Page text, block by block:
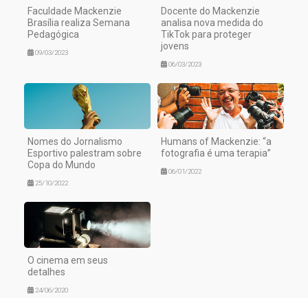
Faculdade Mackenzie
Brasília realiza Semana
Pedagógica
09/03/2023
Docente do Mackenzie
analisa nova medida do
TikTok para proteger
jovens
06/03/2023
Nomes do Jornalismo
Esportivo palestram sobre
Copa do Mundo
25/10/2022
Humans of Mackenzie: “a
fotografia é uma terapia”
06/01/2022
O cinema em seus
detalhes
24/06/2020